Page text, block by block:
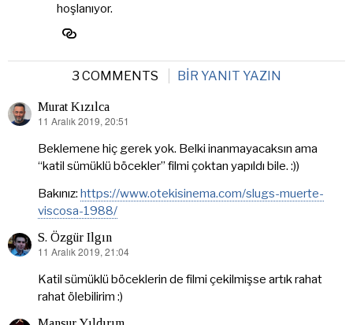
hoşlanıyor.
3 COMMENTS BIR YANIT YAZIN
Murat Kızılca
dedi
11 Aralık 2019, 20:51
Beklemene hiç gerek yok. Belki inanmayacaksın ama
“katil sümüklü böcekler” filmi çoktan yapıldı bile. :))
Bakınız: https://www.otekisinema.com/slugs-muerte-
viscosa-1988/
S. Özgür Ilgın
dedi
11 Aralık 2019, 21:04
Katil sümüklü böceklerin de filmi çekilmişse artık rahat
rahat ölebilirim :)